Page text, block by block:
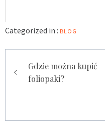
Categorized in : BLOG
wpisuGdzie można kupić
foliopaki?